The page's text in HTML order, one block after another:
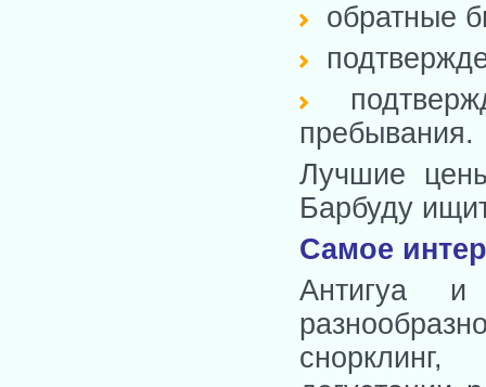
обратные
пребывания.
Лучшие
Барбуду
Самое
Антигуа